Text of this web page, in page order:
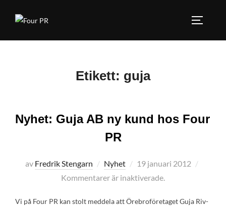
Etikett: guja
Nyhet: Guja AB ny kund hos Four
PR
av Fredrik Stengarn Nyhet
Publicerat
den
19 januari 2012
Kommentarer är inaktiverade.
Vi på Four PR kan stolt meddela att Örebroföretaget Guja Riv-